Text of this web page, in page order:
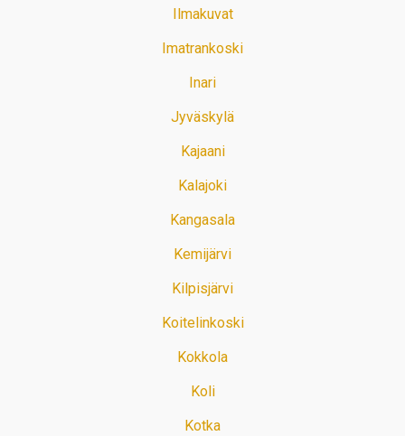
Ilmakuvat
Imatrankoski
Inari
Jyväskylä
Kajaani
Kalajoki
Kangasala
Kemijärvi
Kilpisjärvi
Koitelinkoski
Kokkola
Koli
Kotka